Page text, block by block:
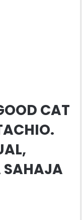
CAT
SAHAJA